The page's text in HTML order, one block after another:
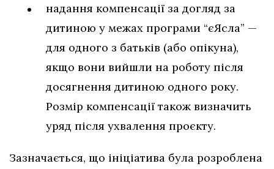
надання компенсації за догляд за
дитиною у межах програми “єЯсла” —
для одного з батьків (або опікуна),
якщо вони вийшли на роботу після
досягнення дитиною одного року.
Розмір компенсації також визначить
уряд після ухвалення проєкту.
Зазначається, що ініціатива була розроблена